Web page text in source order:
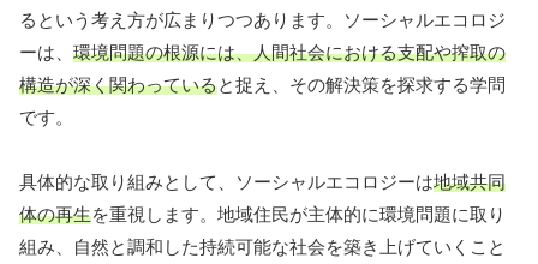
るという考え方が広まりつつあります。ソーシャルエコロジ
ーは、 環境問題の根源には、人間社会における支配や搾取の
構造が深く関わっていると捉え、その解決策を探求する学問
です。
具体的な取り組みとして、ソーシャルエコロジーは地域共同
体の再生を重視します。地域住民が主体的に環境問題に取り
組み、自然と調和した持続可能な社会を築き上げていくこと